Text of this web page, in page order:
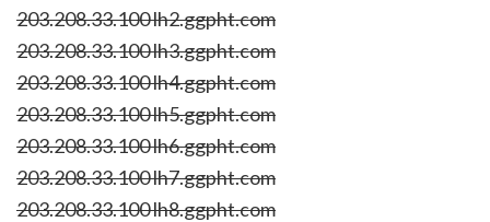
203.208.33.100 lh2.ggpht.com
203.208.33.100 lh3.ggpht.com
203.208.33.100 lh4.ggpht.com
203.208.33.100 lh5.ggpht.com
203.208.33.100 lh6.ggpht.com
203.208.33.100 lh7.ggpht.com
203.208.33.100 lh8.ggpht.com